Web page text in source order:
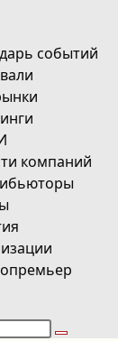
событий
компаний